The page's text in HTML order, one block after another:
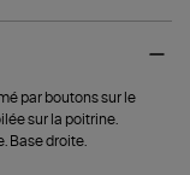
par boutons sur le
sur la poitrine.
Base droite.